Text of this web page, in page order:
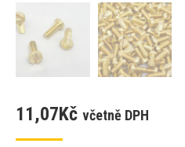
11,07Kč včetně DPH